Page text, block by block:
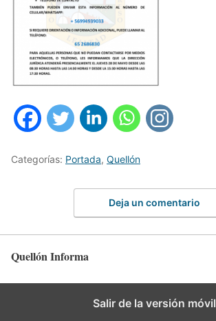
Categorías: Portada, Quellón
Deja un comentario
Quellón Informa
Salir de la versión móvil